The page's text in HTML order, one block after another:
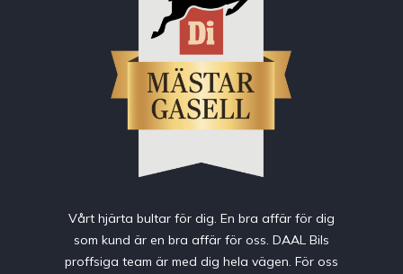
Vårt hjärta bultar för dig. En bra affär för dig
som kund är en bra affär för oss. DAAL Bils
proffsiga team är med dig hela vägen. För oss